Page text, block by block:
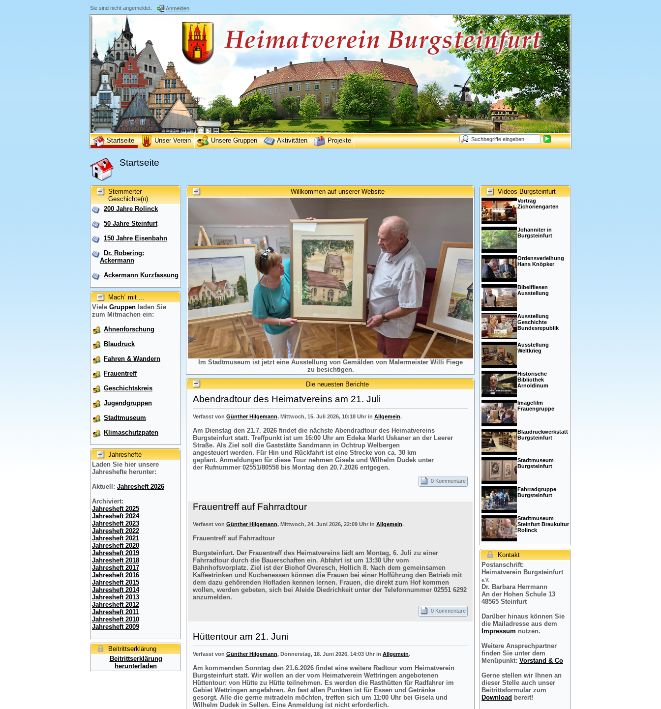
Sie sind nicht angemeldet. Anmelden
Startseite Unser Verein Unsere Gruppen Aktivitäten Projekte
Startseite
Stemmerter
Geschichte(n)
200 Jahre Rolinck
50 Jahre Steinfurt
150 Jahre Eisenbahn
Dr. Robering:
Ackermann
Ackermann Kurzfassung
Mach´ mit ...
Viele Gruppen laden Sie
zum Mitmachen ein:
Ahnenforschung
Blaudruck
Fahren & Wandern
Frauentreff
Geschichtskreis
Jugendgruppen
Stadtmuseum
Klimaschutzpaten
Jahreshefte
Laden Sie hier unsere
Jahreshefte herunter:
Aktuell: Jahresheft 2026
Archiviert:
Jahresheft 2025
Jahresheft 2024
Jahresheft 2023
Jahresheft 2022
Jahresheft 2021
Jahresheft 2020
Jahresheft 2019
Jahresheft 2018
Jahresheft 2017
Jahresheft 2016
Jahresheft 2015
Jahresheft 2014
Jahresheft 2013
Jahresheft 2012
Jahresheft 2011
Jahresheft 2010
Jahresheft 2009
Beitrittserklärung
Beitrittserklärung
herunterladen
Willkommen auf unserer Website
Im Stadtmuseum ist jetzt eine Ausstellung von Gemälden von Malermeister Willi Fiege
zu besichtigen.
Die neuesten Berichte
Abendradtour des Heimatvereins am 21. Juli
Verfasst von Günther Hilgemann, Mittwoch, 15. Juli 2026, 10:18 Uhr in Allgemein.
Am Dienstag den 21.7. 2026 findet die nächste Abendradtour des Heimatvereins
Burgsteinfurt statt. Treffpunkt ist um 16:00 Uhr am Edeka Markt Uskaner an der Leerer
Straße. Als Ziel soll die Gaststätte Sandmann in Ochtrup Welbergen
angesteuert werden. Für Hin und Rückfahrt ist eine Strecke von ca. 30 km
geplant. Anmeldungen für diese Tour nehmen Gisela und Wilhelm Dudek unter
der Rufnummer 02551/80558 bis Montag den 20.7.2026 entgegen.
0 Kommentare
Frauentreff auf Fahrradtour
Verfasst von Günther Hilgemann, Mittwoch, 24. Juni 2026, 22:09 Uhr in Allgemein.
Frauentreff auf Fahrradtour
Burgsteinfurt. Der Frauentreff des Heimatvereins lädt am Montag, 6. Juli zu einer
Fahrradtour durch die Bauerschaften ein. Abfahrt ist um 13:30 Uhr vom
Bahnhofsvorplatz. Ziel ist der Biohof Overesch, Hollich 8. Nach dem gemeinsamen
Kaffeetrinken und Kuchenessen können die Frauen bei einer Hofführung den Betrieb mit
dem dazu gehörenden Hofladen kennen lernen. Frauen, die direkt zum Hof kommen
wollen, werden gebeten, sich bei Aleide Diedrichkeit unter der Telefonnummer 02551 6292
anzumelden.
0 Kommentare
Hüttentour am 21. Juni
Verfasst von Günther Hilgemann, Donnerstag, 18. Juni 2026, 14:03 Uhr in Allgemein.
Am kommenden Sonntag den 21.6.2026 findet eine weitere Radtour vom Heimatverein
Burgsteinfurt statt. Wir wollen an der vom Heimatverein Wettringen angebotenen
Hüttentour: von Hütte zu Hütte teilnehmen. Es werden die Rasthütten für Radfahrer im
Gebiet Wettringen angefahren. An fast allen Punkten ist für Essen und Getränke
gesorgt. Alle die gerne mitradeln möchten, treffen sich um 11:00 Uhr bei Gisela und
Wilhelm Dudek in Sellen. Eine Anmeldung ist nicht erforderlich.
Videos Burgsteinfurt
Vortrag
Zichoriengarten
Johanniter in
Burgsteinfurt
Ordensverleihung
Hans Knöpker
Bibelfliesen
Ausstellung
Ausstellung
Geschichte
Bundesrepublik
Ausstellung
Weltkrieg
Historische
Bibliothek
Arnoldinum
Imagefilm
Frauengruppe
Blaudruckwerkstatt
Burgsteinfurt
Stadtmuseum
Burgsteinfurt
Fahrradgruppe
Burgsteinfurt
Stadtmuseum
Steinfurt Braukultur
Rolinck
Kontakt
Postanschrift:
Heimatverein Burgsteinfurt
e.V.
Dr. Barbara Herrmann
An der Hohen Schule 13
48565 Steinfurt
Darüber hinaus können Sie
die Mailadresse aus dem
Impressum nutzen.
Weitere Ansprechpartner
finden Sie unter dem
Menüpunkt: Vorstand & Co
Gerne stellen wir Ihnen an
dieser Stelle auch unser
Beitrittsformular zum
Download bereit!